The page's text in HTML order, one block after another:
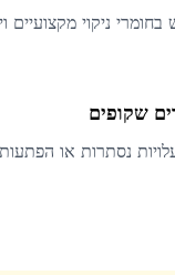
בחומרי ניקוי מקצועיים
שקופים
נסתרות או הפתעות